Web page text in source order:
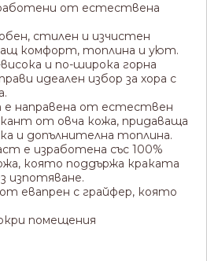
от естествена
стилен и изчистен
комфорт, топлина и уют.
и по-широка горна
идеален избор за хора с
направена от естествен
кант от овча кожа, придаваща
и допълнителна топлина.
е изработена със 100%
която поддържа краката
изпотяване.
евапрен с грайфер, която
помещения